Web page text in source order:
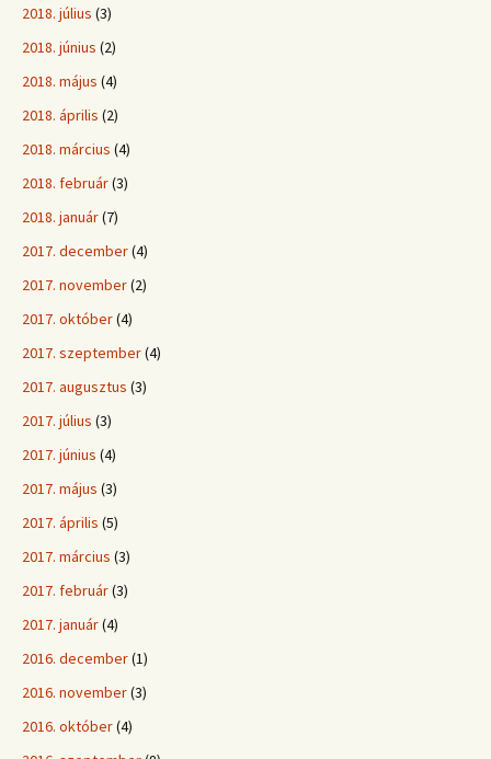
2018. július (3)
2018. június (2)
2018. május (4)
2018. április (2)
2018. március (4)
2018. február(3)
2018. január(7)
2017. december(4)
2017. november(2)
2017. október(4)
2017. szeptember(4)
2017. augusztus (3)
2017. július (3)
2017. június (4)
2017. május (3)
2017. április (5)
2017. március (3)
2017. február(3)
2017. január(4)
2016. december(1)
2016. november(3)
2016. október(4)